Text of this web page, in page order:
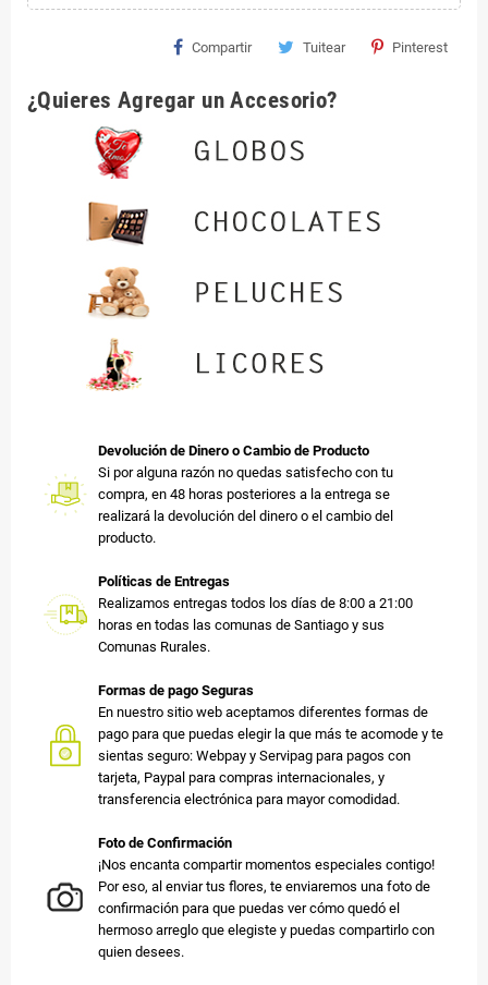
Compartir Tuitear Pinterest
¿Quieres Agregar un Accesorio?
Devolución de Dinero o Cambio de Producto
Si por alguna razón no quedas satisfecho con tu
compra, en 48 horas posteriores a la entrega se
realizará la devolución del dinero o el cambio del
producto.
Políticas de Entregas
Realizamos entregas todos los días de 8:00 a 21:00
horas en todas las comunas de Santiago y sus
Comunas Rurales.
Formas de pago Seguras
En nuestro sitio web aceptamos diferentes formas de
pago para que puedas elegir la que más te acomode y te
sientas seguro: Webpay y Servipag para pagos con
tarjeta, Paypal para compras internacionales, y
transferencia electrónica para mayor comodidad.
Foto de Confirmación
¡Nos encanta compartir momentos especiales contigo!
Por eso, al enviar tus flores, te enviaremos una foto de
confirmación para que puedas ver cómo quedó el
hermoso arreglo que elegiste y puedas compartirlo con
quien desees.